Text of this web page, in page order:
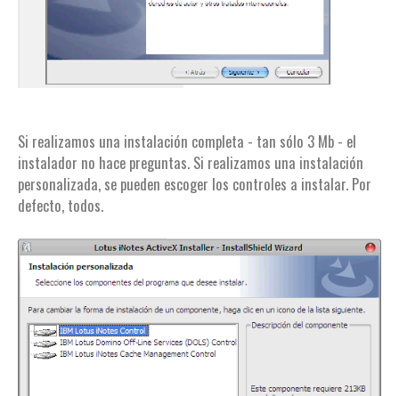
Si realizamos una instalación completa - tan sólo 3 Mb - el
instalador no hace preguntas. Si realizamos una instalación
personalizada, se pueden escoger los controles a instalar. Por
defecto, todos.